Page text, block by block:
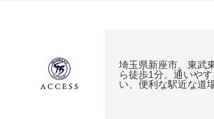
埼玉県新座市、東武
ら徒歩1分。通いや
い、便利な駅近な道